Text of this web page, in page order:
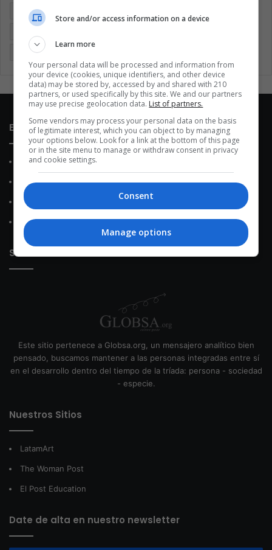
Covid 19
Mundo
Enlaces de interés
Sobre Nosotros
Contacto
Política de Privacidad
Política de Cookies
Sobre nosotros
Este sitio pertenece a Globsa.org, un mensajero analítico bien
pensado, buscamos mantener a las personas integradas entre sí
en el desarrollo dentro del tiempo de la tríada: persona - sociedad
- especie.
Nuestros Sitios
LatamArt
The Woman Post
El Post Education
Date de alta en nuestro newsletter
Store and/or access information on a device
Learn more
Your personal data will be processed and information from
your device (cookies, unique identifiers, and other device
data) may be stored by, accessed by and shared with 210
partners, or used specifically by this site. We and our partners
may use precise geolocation data. List of partners.
Some vendors may process your personal data on the basis
of legitimate interest, which you can object to by managing
your options below. Look for a link at the bottom of this page
or in the site menu to manage or withdraw consent in privacy
and cookie settings.
Consent
Manage options